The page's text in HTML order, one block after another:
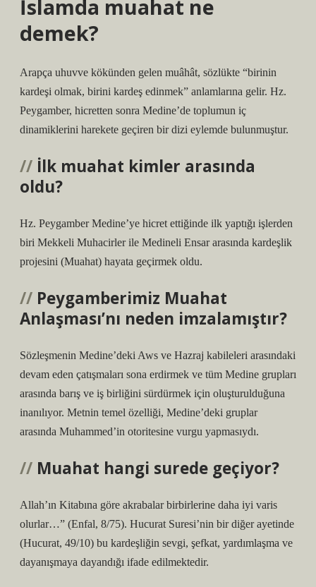
İslamda muahat ne
demek?
Arapça uhuvve kökünden gelen muâhât, sözlükte “birinin
kardeşi olmak, birini kardeş edinmek” anlamlarına gelir. Hz.
Peygamber, hicretten sonra Medine’de toplumun iç
dinamiklerini harekete geçiren bir dizi eylemde bulunmuştur.
İlk muahat kimler arasında
oldu?
Hz. Peygamber Medine’ye hicret ettiğinde ilk yaptığı işlerden
biri Mekkeli Muhacirler ile Medineli Ensar arasında kardeşlik
projesini (Muahat) hayata geçirmek oldu.
Peygamberimiz Muahat
Anlaşması’nı neden imzalamıştır?
Sözleşmenin Medine’deki Aws ve Hazraj kabileleri arasındaki
devam eden çatışmaları sona erdirmek ve tüm Medine grupları
arasında barış ve iş birliğini sürdürmek için oluşturulduğuna
inanılıyor. Metnin temel özelliği, Medine’deki gruplar
arasında Muhammed’in otoritesine vurgu yapmasıydı.
Muahat hangi surede geçiyor?
Allah’ın Kitabına göre akrabalar birbirlerine daha iyi varis
olurlar…” (Enfal, 8/75). Hucurat Suresi’nin bir diğer ayetinde
(Hucurat, 49/10) bu kardeşliğin sevgi, şefkat, yardımlaşma ve
dayanışmaya dayandığı ifade edilmektedir.